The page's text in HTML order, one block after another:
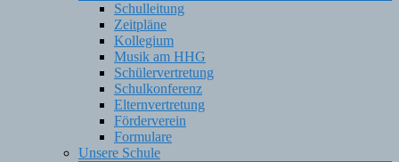
Schulleitung
Zeitpläne
Kollegium
Musik am HHG
Schülervertretung
Schulkonferenz
Elternvertretung
Förderverein
Formulare
Unsere Schule